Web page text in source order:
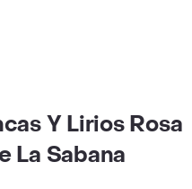
Y Lirios Rosa
La Sabana